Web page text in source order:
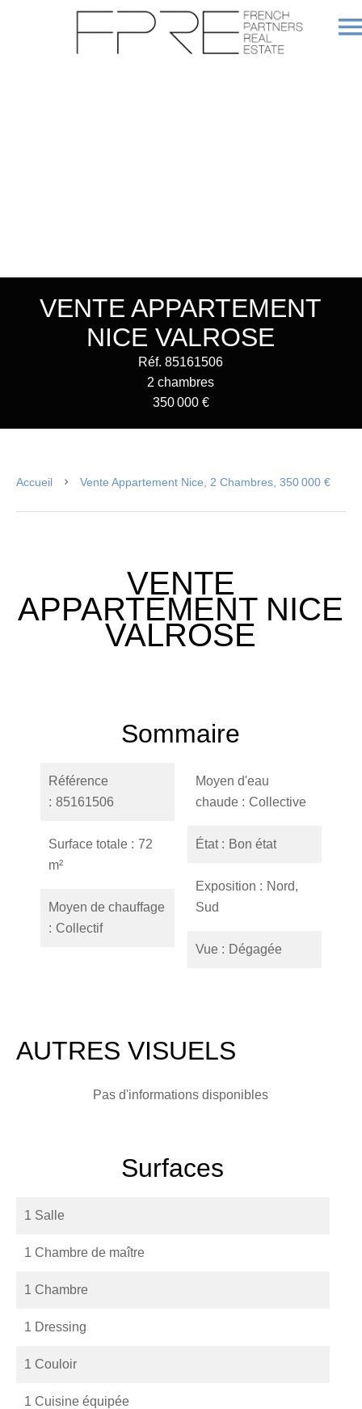
VENTE APPARTEMENT
NICE VALROSE
Réf. 85161506
2 chambres
350 000 €
Accueil Vente Appartement Nice, 2 Chambres, 350 000 €
VENTE
APPARTEMENT NICE
VALROSE
Sommaire
Référence
85161506
Surface totale
72
m²
Moyen de chauffage
Collectif
Moyen d'eau
chaude
Collective
État Bon état
Exposition
Nord,
Sud
Vue Dégagée
AUTRES VISUELS
Pas d'informations disponibles
Surfaces
1 Salle
1 Chambre de maître
1 Chambre
1 Dressing
1 Couloir
1 Cuisine équipée